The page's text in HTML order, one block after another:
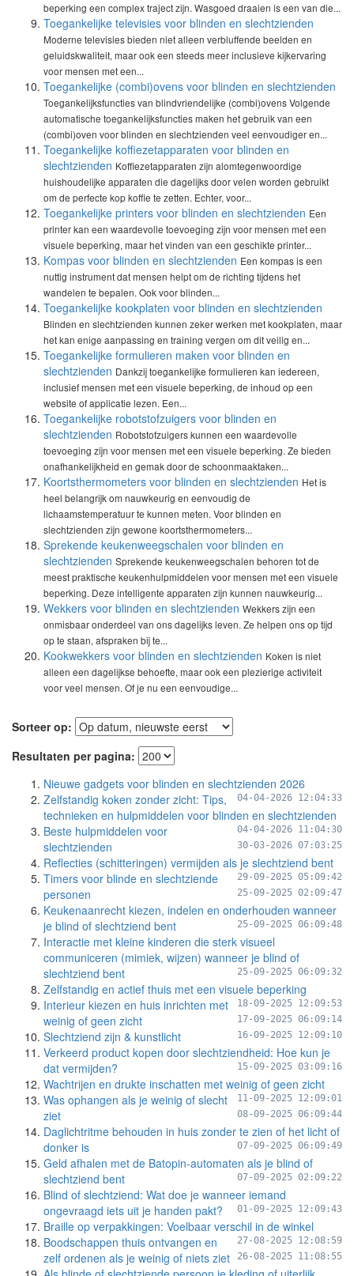
beperking een complex traject zijn. Wasgoed draaien is een van die...
Toegankelijke televisies voor blinden en slechtzienden
Moderne televisies bieden niet alleen verbluffende beelden en
geluidskwaliteit, maar ook een steeds meer inclusieve kijkervaring
voor mensen met een...
Toegankelijke (combi)ovens voor blinden en slechtzienden
Toegankelijksfuncties van blindvriendelijke (combi)ovens Volgende
automatische toegankelijksfuncties maken het gebruik van een
(combi)oven voor blinden en slechtzienden veel eenvoudiger en...
Toegankelijke koffiezetapparaten voor blinden en
slechtzienden Koffiezetapparaten zijn alomtegenwoordige
huishoudelijke apparaten die dagelijks door velen worden gebruikt
om de perfecte kop koffie te zetten. Echter, voor...
Toegankelijke printers voor blinden en slechtzienden Een
printer kan een waardevolle toevoeging zijn voor mensen met een
visuele beperking, maar het vinden van een geschikte printer...
Kompas voor blinden en slechtzienden Een kompas is een
nuttig instrument dat mensen helpt om de richting tijdens het
wandelen te bepalen. Ook voor blinden...
Toegankelijke kookplaten voor blinden en slechtzienden
Blinden en slechtzienden kunnen zeker werken met kookplaten, maar
het kan enige aanpassing en training vergen om dit veilig en...
Toegankelijke formulieren maken voor blinden en
slechtzienden Dankzij toegankelijke formulieren kan iedereen,
inclusief mensen met een visuele beperking, de inhoud op een
website of applicatie lezen. Een...
Toegankelijke robotstofzuigers voor blinden en
slechtzienden Robotstofzuigers kunnen een waardevolle
toevoeging zijn voor mensen met een visuele beperking. Ze bieden
onafhankelijkheid en gemak door de schoonmaaktaken...
Koortsthermometers voor blinden en slechtzienden Het is
heel belangrijk om nauwkeurig en eenvoudig de
lichaamstemperatuur te kunnen meten. Voor blinden en
slechtzienden zijn gewone koortsthermometers...
Sprekende keukenweegschalen voor blinden en
slechtzienden Sprekende keukenweegschalen behoren tot de
meest praktische keukenhulpmiddelen voor mensen met een visuele
beperking. Deze intelligente apparaten zijn kunnen nauwkeurig...
Wekkers voor blinden en slechtzienden Wekkers zijn een
onmisbaar onderdeel van ons dagelijks leven. Ze helpen ons op tijd
op te staan, afspraken bij te...
Kookwekkers voor blinden en slechtzienden Koken is niet
alleen een dagelijkse behoefte, maar ook een plezierige activiteit
voor veel mensen. Of je nu een eenvoudige...
Sorteer op:
Resultaten per pagina:
Nieuwe gadgets voor blinden en slechtzienden 2026
04-04-2026 12:04:33
Zelfstandig koken zonder zicht: Tips,
technieken en hulpmiddelen voor blinden en slechtzienden
04-04-2026 11:04:30
Beste hulpmiddelen voor
slechtzienden
30-03-2026 07:03:25
Reflecties (schitteringen) vermijden als je slechtziend bent
29-09-2025 05:09:42
Timers voor blinde en slechtziende
personen
25-09-2025 02:09:47
Keukenaanrecht kiezen, indelen en onderhouden wanneer
je blind of slechtziend bent
25-09-2025 06:09:48
Interactie met kleine kinderen die sterk visueel
communiceren (mimiek, wijzen) wanneer je blind of
slechtziend bent
25-09-2025 06:09:32
Zelfstandig en actief thuis met een visuele beperking
18-09-2025 12:09:53
Interieur kiezen en huis inrichten met
weinig of geen zicht
17-09-2025 06:09:14
Slechtziend zijn & kunstlicht 16-09-2025 12:09:10
Verkeerd product kopen door slechtziendheid: Hoe kun je
dat vermijden?
15-09-2025 03:09:16
Wachtrijen en drukte inschatten met weinig of geen zicht
11-09-2025 12:09:01
Was ophangen als je weinig of slecht
ziet
08-09-2025 06:09:44
Daglichtritme behouden in huis zonder te zien of het licht of
donker is
07-09-2025 06:09:49
Geld afhalen met de Batopin-automaten als je blind of
slechtziend bent
07-09-2025 02:09:22
Blind of slechtziend: Wat doe je wanneer iemand
ongevraagd iets uit je handen pakt?
01-09-2025 12:09:43
Braille op verpakkingen: Voelbaar verschil in de winkel
27-08-2025 12:08:59
Boodschappen thuis ontvangen en
zelf ordenen als je weinig of niets ziet
26-08-2025 11:08:55